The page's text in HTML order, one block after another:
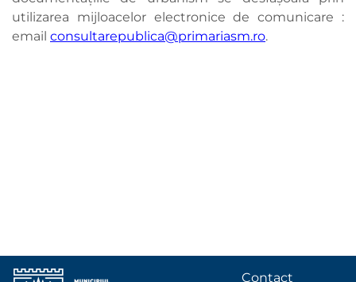
utilizarea mijloacelor electronice de comunicare :
email consultarepublica@primariasm.ro.
Contact